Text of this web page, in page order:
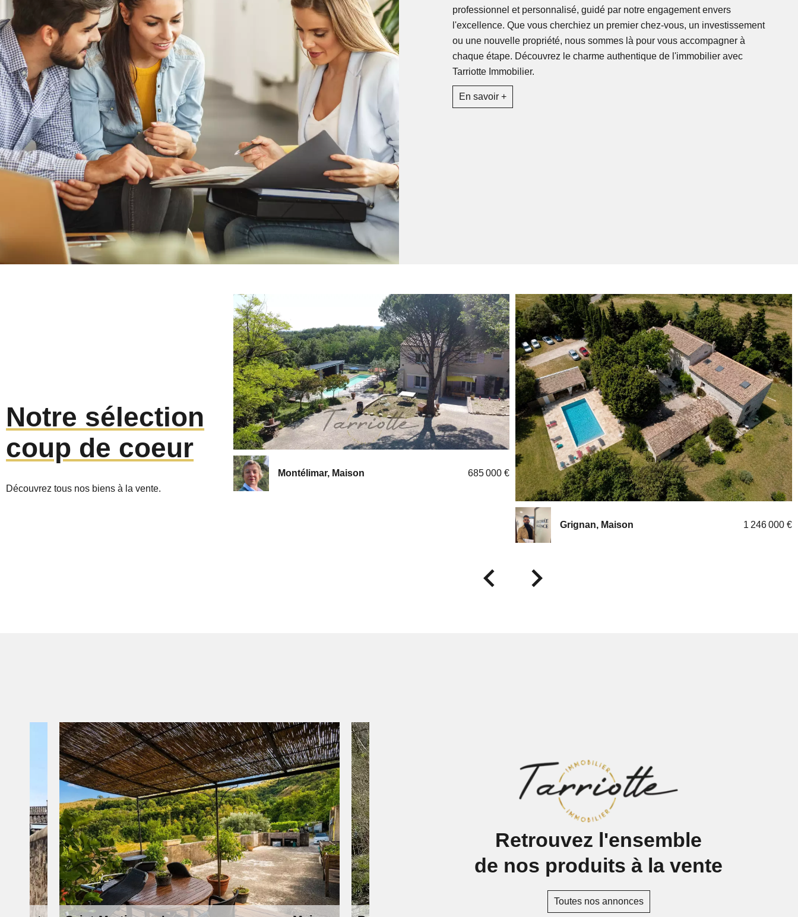
professionnel et personnalisé, guidé par notre engagement envers
l'excellence. Que vous cherchiez un premier chez-vous, un investissement
ou une nouvelle propriété, nous sommes là pour vous accompagner à
chaque étape. Découvrez le charme authentique de l'immobilier avec
Tarriotte Immobilier.
En savoir +
Notre sélection
coup de coeur
Découvrez tous nos biens à la vente.
Montélimar, Maison 465 000 €
Retrouvez l'ensemble
de nos produits à la vente
Toutes nos annonces